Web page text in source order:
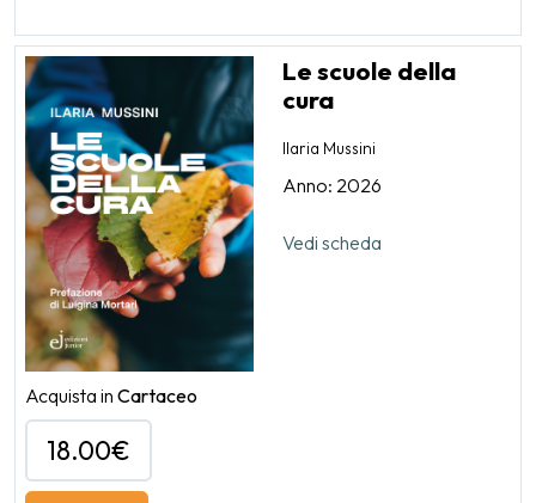
Le scuole della
cura
Ilaria Mussini
Anno: 2026
Vedi scheda
Acquista in Cartaceo
18.00€